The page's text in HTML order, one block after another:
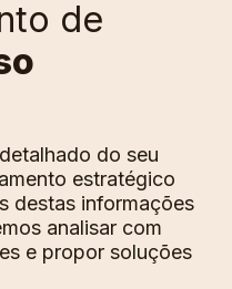
do seu
estratégico
destas informações
analisar com
e propor soluções